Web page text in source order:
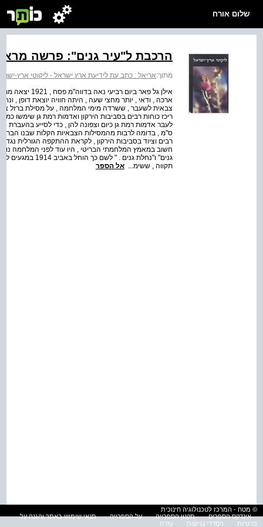
שלום אורח
הרכבת ל"עיר גנים": פרשה
מתוך:אריאל : כתב עת לידיעת ארץ ישראל - ליקוטי ארץ-
אילן גל פאר
ארכה , ודאי , יותר מחצי שעה , היתה חוויה יוצאת דופן ,
צבאית לשעבר , ששרדה מימי המלחמה , על מסילת ברזל
ס"מ , בדומה לרבות מהמסילות הצבאיות הקלות שבנו
רבים וציוד בסביבות הירקון , לקראת ההתקפה הגורלית
חשוב במאמץ המלחמתי הבריטי , היו עוד לפני המלחמה
גנים" ו"נחלת
תקווה , ששימ... אל הספר
© מטח - המרכז לטכנולוגיה חינוכית
אינדקס הספרים
תקנון הספרייה על הספרייה
תנאי שימוש באתר והגנה על
פרטיות
הסדרי נגישות עזרה